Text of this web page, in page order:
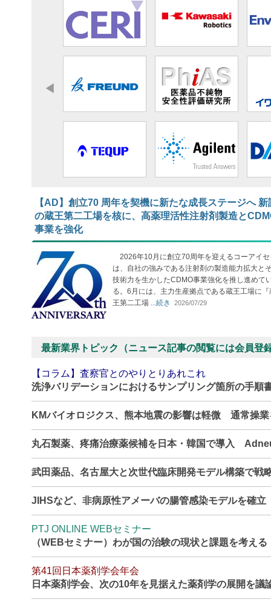
【AD】​​​​​​​創立70 周年を契機に新たな成長ステージへ 新
の蔵王第二工場を核に、高薬理活性注射剤製造と
事業を強化
2026年10月に創立70周年を迎えるコーアイセ
は、自社の強みである注射剤の製造能力拡大と
技術力を生かしたCDMO事業強化を推し進めて
る。6月には、主力生産拠点である蔵王工場に『
王第二工場 ...続き 2026/07/29
最新業界トピック（ニュース記事の閲覧には会員登
【コラム】査察官とのやりとりあれこれ
洗浄バリデーションにおけるサンプリング箇所の手順
KMバイオロジクス、熊本地震の影響は軽微 通常操
丸石製薬、疼痛治療薬候補を日本・韓国で導入
武田薬品、名古屋大と次世代臨床開発モデル構築で
JIHSなど、非病原性アメーバの腸管感染モデルを確
PTJ ONLINE WEBセミナー
（WEBセミナー）わが国の治験の現状と課題を考える
第41回日本薬剤学会年会
日本薬剤学会、次の10年を見据えた薬剤学の展開を議